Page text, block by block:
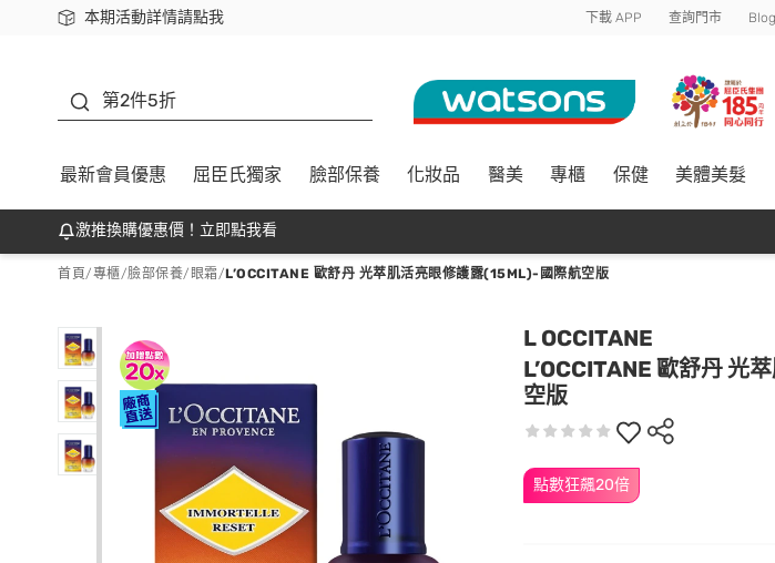
本期活動詳情請點我
下載app最高回饋$350 下載 APP 查詢門市 Blog
第2件5折
最新會員優惠 屈臣氏獨家 臉部保養 化妝品 醫美 專櫃 保健 美體美髮
激推換購優惠價！立即點我看
首頁/專櫃/臉部保養/ 眼霜/L’OCCITANE 歐舒丹 光萃肌活亮眼修護露(15ML)-國際航空版
L OCCITANE
L’OCCITANE 歐舒丹 光
空版
點數狂飆20倍